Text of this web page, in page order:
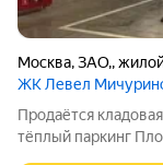
Москва,ЗАО,,
ЖК Левел
Продаётся
тёплый паркинг